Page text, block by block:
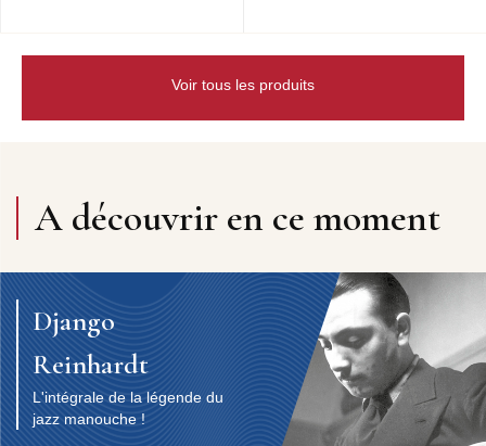
Voir tous les produits
A découvrir en ce moment
Django
Reinhardt
L'intégrale de la légende du
jazz manouche !